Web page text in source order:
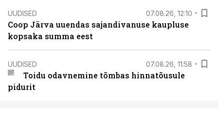
UUDISED 07.08.26, 12:10
Coop Järva uuendas sajandivanuse kaupluse
kopsaka summa eest
UUDISED 07.08.26, 11:58
Toidu odavnemine tõmbas hinnatõusule
pidurit